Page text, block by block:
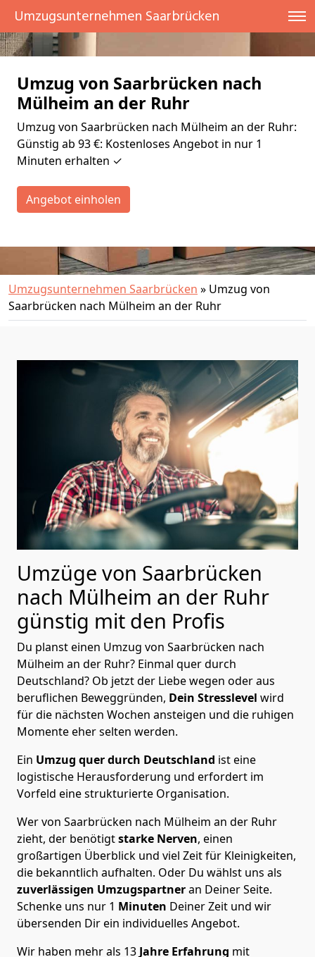
Umzugsunternehmen Saarbrücken
Umzug von Saarbrücken nach
Mülheim an der Ruhr
Umzug von Saarbrücken nach Mülheim an der Ruhr:
Günstig ab 93 €: Kostenloses Angebot in nur 1
Minuten erhalten ✓
Angebot einholen
Umzugsunternehmen Saarbrücken » Umzug von
Saarbrücken nach Mülheim an der Ruhr
Umzüge von Saarbrücken
nach Mülheim an der Ruhr
günstig mit den Profis
Du planst einen Umzug von Saarbrücken nach
Mülheim an der Ruhr? Einmal quer durch
Deutschland? Ob jetzt der Liebe wegen oder aus
beruflichen Beweggründen, Dein Stresslevel wird
für die nächsten Wochen ansteigen und die ruhigen
Momente eher selten werden.
Ein Umzug quer durch Deutschland ist eine
logistische Herausforderung und erfordert im
Vorfeld eine strukturierte Organisation.
Wer von Saarbrücken nach Mülheim an der Ruhr
zieht, der benötigtstarke Nerven, einen
großartigen Überblick und viel Zeit für Kleinigkeiten,
die bekanntlich aufhalten. Oder Du wählst uns als
zuverlässigen Umzugspartneran Deiner Seite.
Schenke uns nur 1 Minuten Deiner Zeit und wir
übersenden Dir ein individuelles Angebot.
Wir haben mehr als 13 Jahre Erfahrung mit